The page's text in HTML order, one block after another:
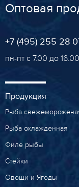
Оптовая
+7 (495) 255 28
пн-пт с 7.00 до 16.00
Продукция
Рыба
Рыба охлажденная
Филе рыбы
Стейки
Овощи и Ягоды